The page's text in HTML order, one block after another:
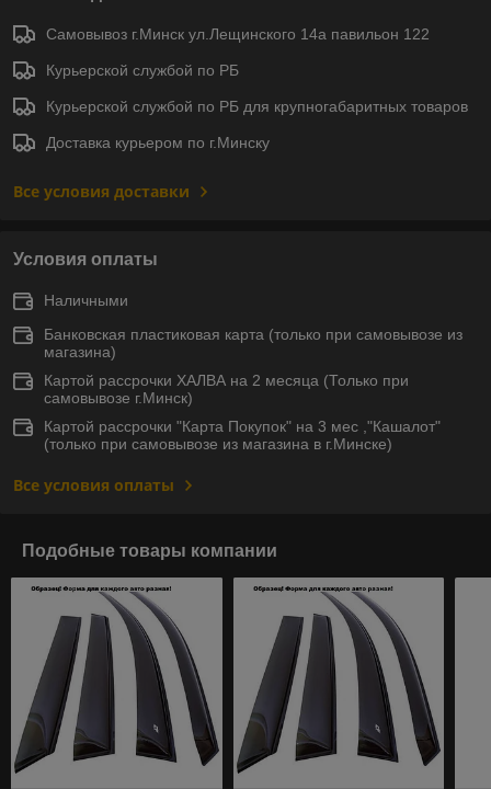
Самовывоз г.Минск ул.Лещинского 14а павильон 122
Курьерской службой по РБ
Курьерской службой по РБ для крупногабаритных товаров
Доставка курьером по г.Минску
Все условия доставки
Условия оплаты
Наличными
Банковская пластиковая карта (только при самовывозе из
магазина)
Картой рассрочки ХАЛВА на 2 месяца (Только при
самовывозе г.Минск)
Картой рассрочки "Карта Покупок" на 3 мес ,"Кашалот"
(только при самовывозе из магазина в г.Минске)
Все условия оплаты
Подобные товары компании